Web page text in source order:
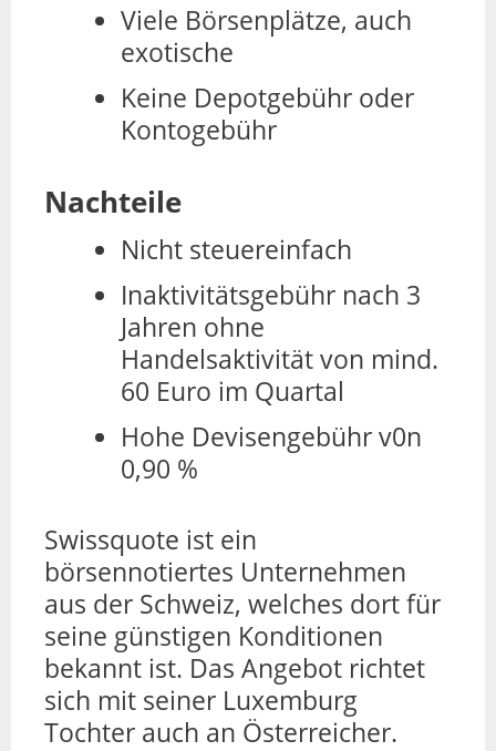
Viele Börsenplätze, auch
exotische
Keine Depotgebühr oder
Kontogebühr
Nachteile
Nicht steuereinfach
Inaktivitätsgebühr nach 3
Jahren ohne
Handelsaktivität von mind.
60 Euro im Quartal
Hohe Devisengebühr v0n
0,90 %
Swissquote ist ein
börsennotiertes Unternehmen
aus der Schweiz, welches dort für
seine günstigen Konditionen
bekannt ist. Das Angebot richtet
sich mit seiner Luxemburg
Tochter auch an Österreicher.